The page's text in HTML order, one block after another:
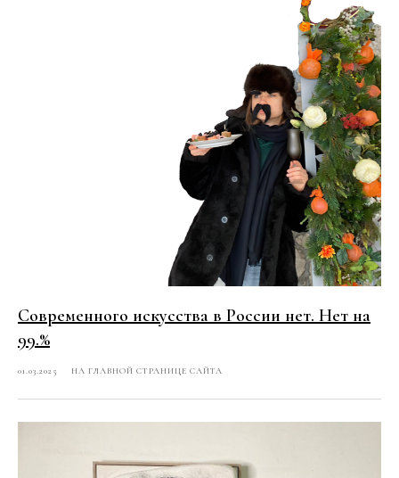
Современного искусства в России нет. Нет на
99.%
01.03.2025 НА ГЛАВНОЙ СТРАНИЦЕ САЙТА